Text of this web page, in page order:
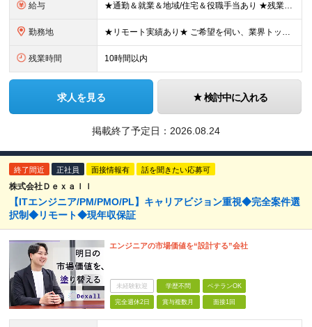
給与 ★通勤＆就業＆地域/住宅＆役職手当あり ★残業代は全額支給 ★選べる給与制度あり！ ★東京・神奈川・千葉・埼玉勤務の場合 月給23.5万円～55万円＋諸手当 （残業代は全額支給） (20,000円の
勤務地 ★リモート実績あり★ ご希望を伺い、業界トップクラス約7,000件の取引事業所数、90,000件以上のプロジェクトから検討をいたします。 全国の取引先での就業となります（沖縄を除く） ※勤務地
残業時間 10時間以内
求人を見る 検討中に入れる
掲載終了予定日： 2026.08.24
終了間近 正社員 面接情報有 話を聞きたい応募可
株式会社Ｄｅｘａｌｌ
【ITエンジニア/PM/PMO/PL】キャリアビジョン重視◆完全案件選
択制◆リモート◆現年収保証
エンジニアの市場価値を“設計する”会社
未経験歓迎 学歴不問 ベテランOK
完全週休2日 賞与複数月 面接1回